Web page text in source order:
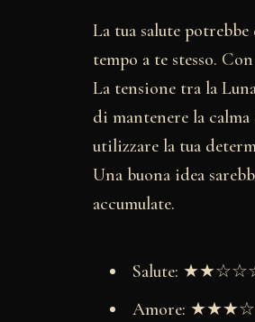
La tua salute
tempo a te stesso.
La tensione tra la
di mantenere la
utilizzare la tua
Una buona idea
accumulate.
Salute:
Amore: